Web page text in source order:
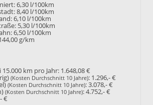
6,30 l/100km
8,40 l/100km
6,10 l/100km
5,30 l/100km
6,50 l/100km
g/km
km pro Jahr: 1.648,08 €
(Kosten Durchschnitt 10 Jahre): 1.296,- €
(Kosten Durchschnitt 10 Jahre):3.078,- €
(Kosten Durchschnitt 10 Jahre):4.752,- €
€